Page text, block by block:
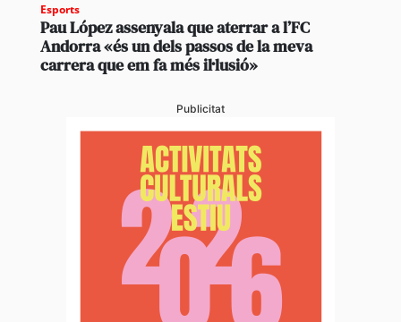
Esports
Pau López assenyala que aterrar a l’FC
Andorra «és un dels passos de la meva
carrera que em fa més il·lusió»
Publicitat